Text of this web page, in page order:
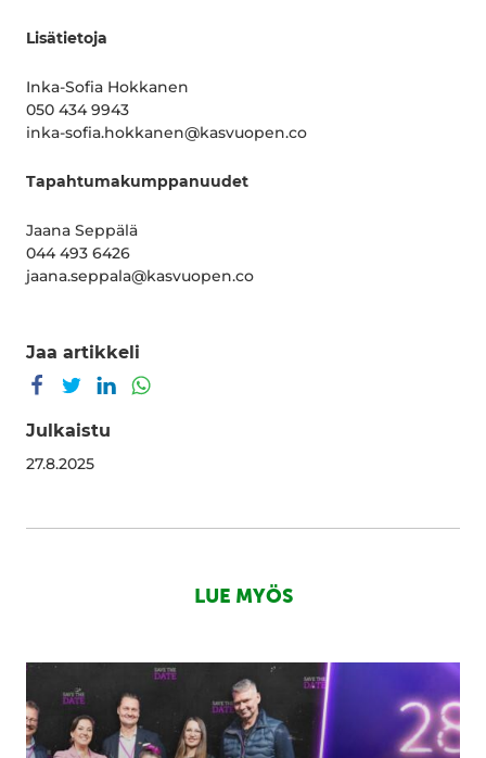
Lisätietoja
Inka-Sofia Hokkanen
050 434 9943
inka-sofia.hokkanen@kasvuopen.co
Tapahtumakumppanuudet
Jaana Seppälä
044 493 6426
jaana.seppala@kasvuopen.co
Jaa artikkeli
Jaa Facebookissa
Jaa TwitterissäJaa LinkedInissä
Julkaistu
27.8.2025
LUE MYÖS
Kasvu
on
rohkeita
tekoja